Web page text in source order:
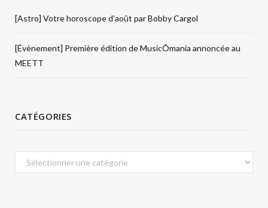
[Astro] Votre horoscope d’août par Bobby Cargol
[Évènement] Première édition de MusicÔmania annoncée au
MEETT
CATÉGORIES
Catégories